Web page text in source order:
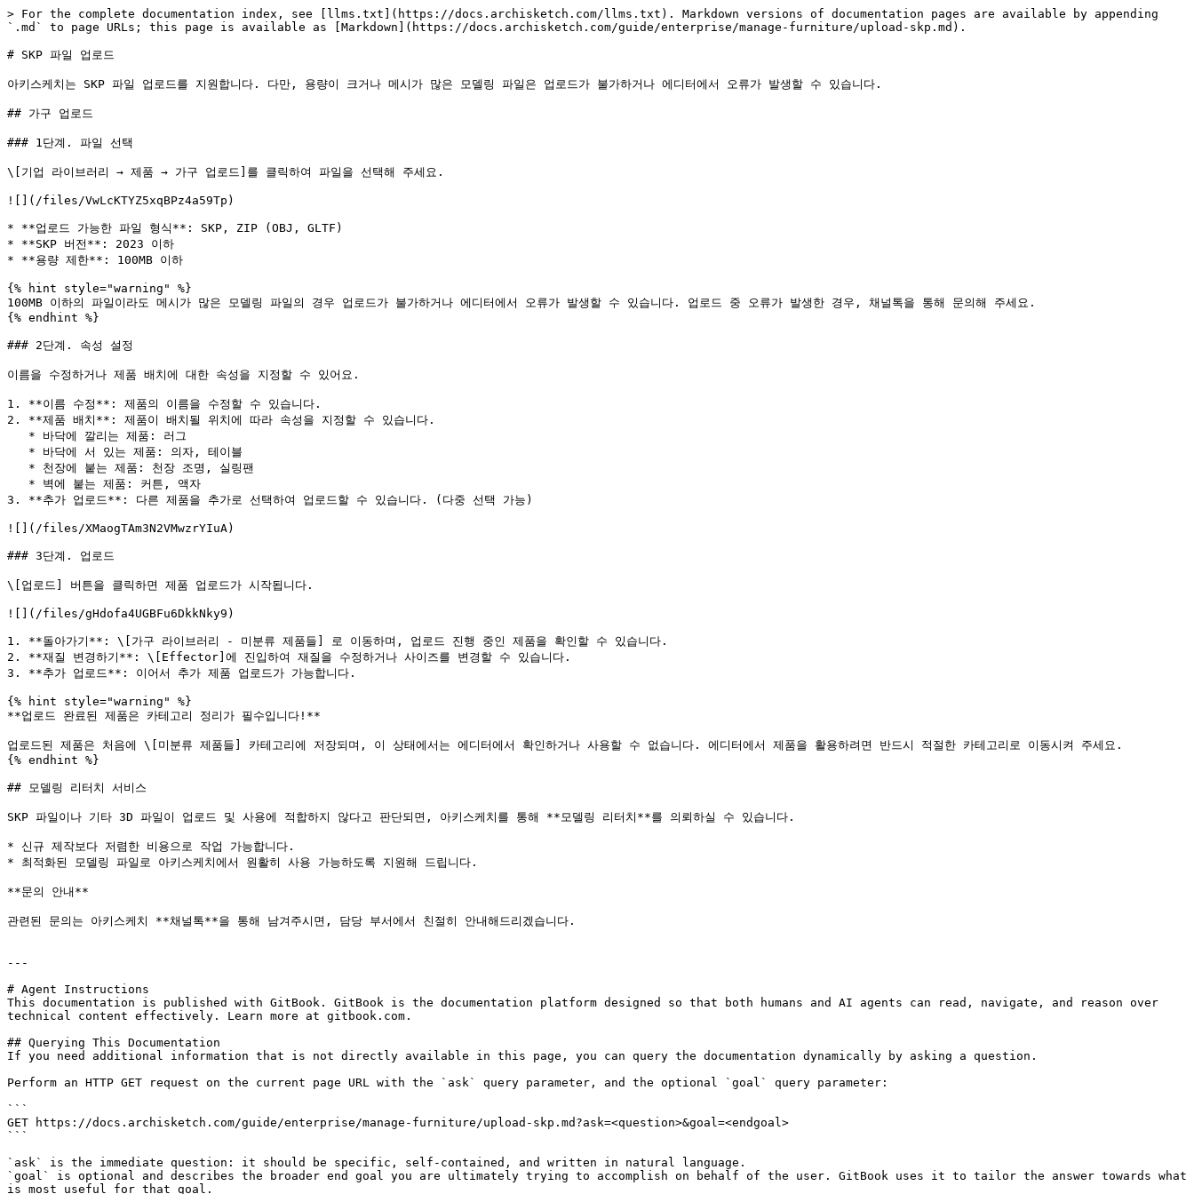
> For the complete documentation index, see [llms.txt](https://docs.archisketch.com/llms.txt). Markdown versions of documentation pages are available by appending
`.md` to page URLs; this page is available as [Markdown](https://docs.archisketch.com/guide/enterprise/manage-furniture/upload-skp.md).
# SKP 파일 업로드
아키스케치는 SKP 파일 업로드를 지원합니다. 다만, 용량이 크거나 메시가 많은 모델링 파일은 업로드가 불가하거나 에디터에서 오류가 발생할 수 있습니다.
## 가구 업로드
### 1단계. 파일 선택
\[기업 라이브러리 → 제품 → 가구 업로드]를 클릭하여 파일을 선택해 주세요.
![](/files/VwLcKTYZ5xqBPz4a59Tp)
* **업로드 가능한 파일 형식**: SKP, ZIP (OBJ, GLTF)
* **SKP 버전**: 2023 이하
* **용량 제한**: 100MB 이하
{% hint style="warning" %}
100MB 이하의 파일이라도 메시가 많은 모델링 파일의 경우 업로드가 불가하거나 에디터에서 오류가 발생할 수 있습니다. 업로드 중 오류가 발생한 경우, 채널톡을 통해 문의해 주세요.
{% endhint %}
### 2단계. 속성 설정
이름을 수정하거나 제품 배치에 대한 속성을 지정할 수 있어요.
1. **이름 수정**: 제품의 이름을 수정할 수 있습니다.
2. **제품 배치**: 제품이 배치될 위치에 따라 속성을 지정할 수 있습니다.
3. **추가 업로드**: 다른 제품을 추가로 선택하여 업로드할 수 있습니다. (다중 선택 가능)
![](/files/XMaogTAm3N2VMwzrYIuA)
### 3단계. 업로드
\[업로드] 버튼을 클릭하면 제품 업로드가 시작됩니다.
![](/files/gHdofa4UGBFu6DkkNky9)
1. **돌아가기**: \[가구 라이브러리 - 미분류 제품들] 로 이동하며, 업로드 진행 중인 제품을 확인할 수 있습니다.
2. **재질 변경하기**: \[Effector]에 진입하여 재질을 수정하거나 사이즈를 변경할 수 있습니다.
3. **추가 업로드**: 이어서 추가 제품 업로드가 가능합니다.
{% hint style="warning" %}
**업로드 완료된 제품은 카테고리 정리가 필수입니다!**
업로드된 제품은 처음에 \[미분류 제품들] 카테고리에 저장되며, 이 상태에서는 에디터에서 확인하거나 사용할 수 없습니다. 에디터에서 제품을 활용하려면 반드시 적절한 카테고리로 이동시켜 주세요.
{% endhint %}
## 모델링 리터치 서비스
SKP 파일이나 기타 3D 파일이 업로드 및 사용에 적합하지 않다고 판단되면, 아키스케치를 통해 **모델링 리터치**를 의뢰하실 수 있습니다.
* 신규 제작보다 저렴한 비용으로 작업 가능합니다.
* 최적화된 모델링 파일로 아키스케치에서 원활히 사용 가능하도록 지원해 드립니다.
**문의 안내**
관련된 문의는 아키스케치 **채널톡**을 통해 남겨주시면, 담당 부서에서 친절히 안내해드리겠습니다.
---
# Agent Instructions
This documentation is published with GitBook. GitBook is the documentation platform designed so that both humans and AI agents can read, navigate, and reason over
technical content effectively. Learn more at gitbook.com.
## Querying This Documentation
If you need additional information that is not directly available in this page, you can query the documentation dynamically by asking a question.
Perform an HTTP GET request on the current page URL with the `ask` query parameter, and the optional `goal` query parameter:
```
GET https://docs.archisketch.com/guide/enterprise/manage-furniture/upload-skp.md?ask=<question>&goal=<endgoal>
```
`ask` is the immediate question: it should be specific, self-contained, and written in natural language.
`goal` is optional and describes the broader end goal you are ultimately trying to accomplish on behalf of the user. GitBook uses it to tailor the answer towards what
is most useful for that goal.